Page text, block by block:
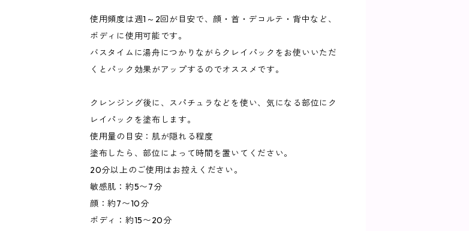
使用頻度は週1～2回が目安で、顔・首・デコルテ・背中など、
ボディに使用可能です。
バスタイムに湯舟につかりながらクレイパックをお使いいただ
くとパック効果がアップするのでオススメです。
クレンジング後に、スパチュラなどを使い、気になる部位にク
レイパックを塗布します。
使用量の目安：肌が隠れる程度
塗布したら、部位によって時間を置いてください。
20分以上のご使用はお控えください。
敏感肌：約5〜7分
顔：約7〜10分
ボディ：約15〜20分